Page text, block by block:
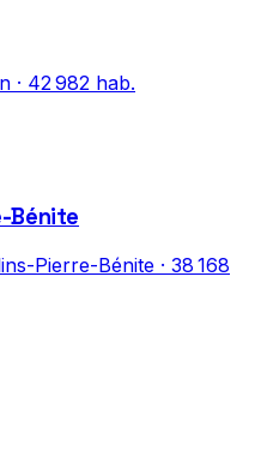
· 42 982 hab.
Bénite
Pierre-Bénite · 38 168